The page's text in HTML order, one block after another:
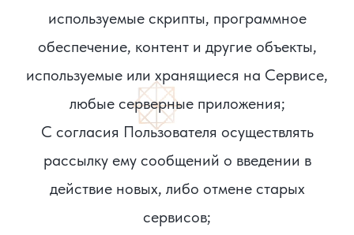
используемые скрипты, программное
обеспечение, контент и другие объекты,
используемые или хранящиеся на Сервисе,
любые серверные приложения;
С согласия Пользователя осуществлять
рассылку ему сообщений о введении в
действие новых, либо отмене старых
сервисов;